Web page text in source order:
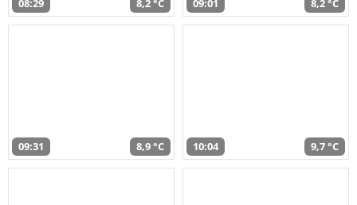
08:29 8,2 °C 09:01 8,2 °C
09:31 8,9 °C 10:04 9,7 °C